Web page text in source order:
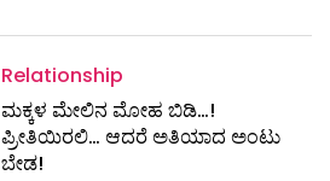
Relationship
ಮಕ್ಕಳ ಮೇಲಿನ ಮೋಹ ಬಿಡಿ…!
ಪ್ರೀತಿಯಿರಲಿ… ಆದರೆ ಅತಿಯಾದ ಅಂಟು
ಬೇಡ!